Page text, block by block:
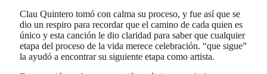
Clau Quintero tomó con calma su proceso, y fue así que se
dio un respiro para recordar que el camino de cada quien es
único y esta canción le dio claridad para saber que cualquier
etapa del proceso de la vida merece celebración. “que sigue”
la ayudó a encontrar su siguiente etapa como artista.